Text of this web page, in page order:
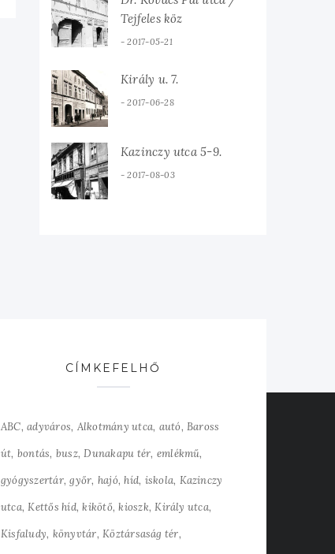
Tejfeles köz
2017-05-21
Király u. 7.
2017-06-28
Kazinczy utca 5-9.
2017-08-03
CÍMKEFELHŐ
ABC adyváros Alkotmány utca autó Baross
út bontás busz Dunakapu tér emlékmű
gyógyszertár győr hajó híd iskola Kazinczy
utca Kettős híd kikötő kioszk Király utca
Kisfaludy könyvtár Köztársaság tér